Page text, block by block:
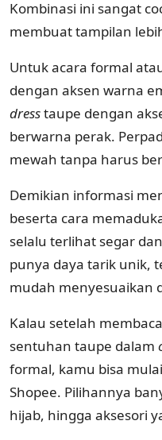
Kombinasi ini sangat
membuat tampilan
Untuk acara formal
dengan aksen warna
dresstaupe dengan
berwarna perak.
mewah tanpa harus
Demikian informasi
beserta cara
selalu terlihat segar
punya daya tarik unik,
mudah menyesuaikan
Kalau setelah
sentuhan taupe dalam
formal, kamu bisa
Shopee. Pilihannya
hijab, hingga aksesori